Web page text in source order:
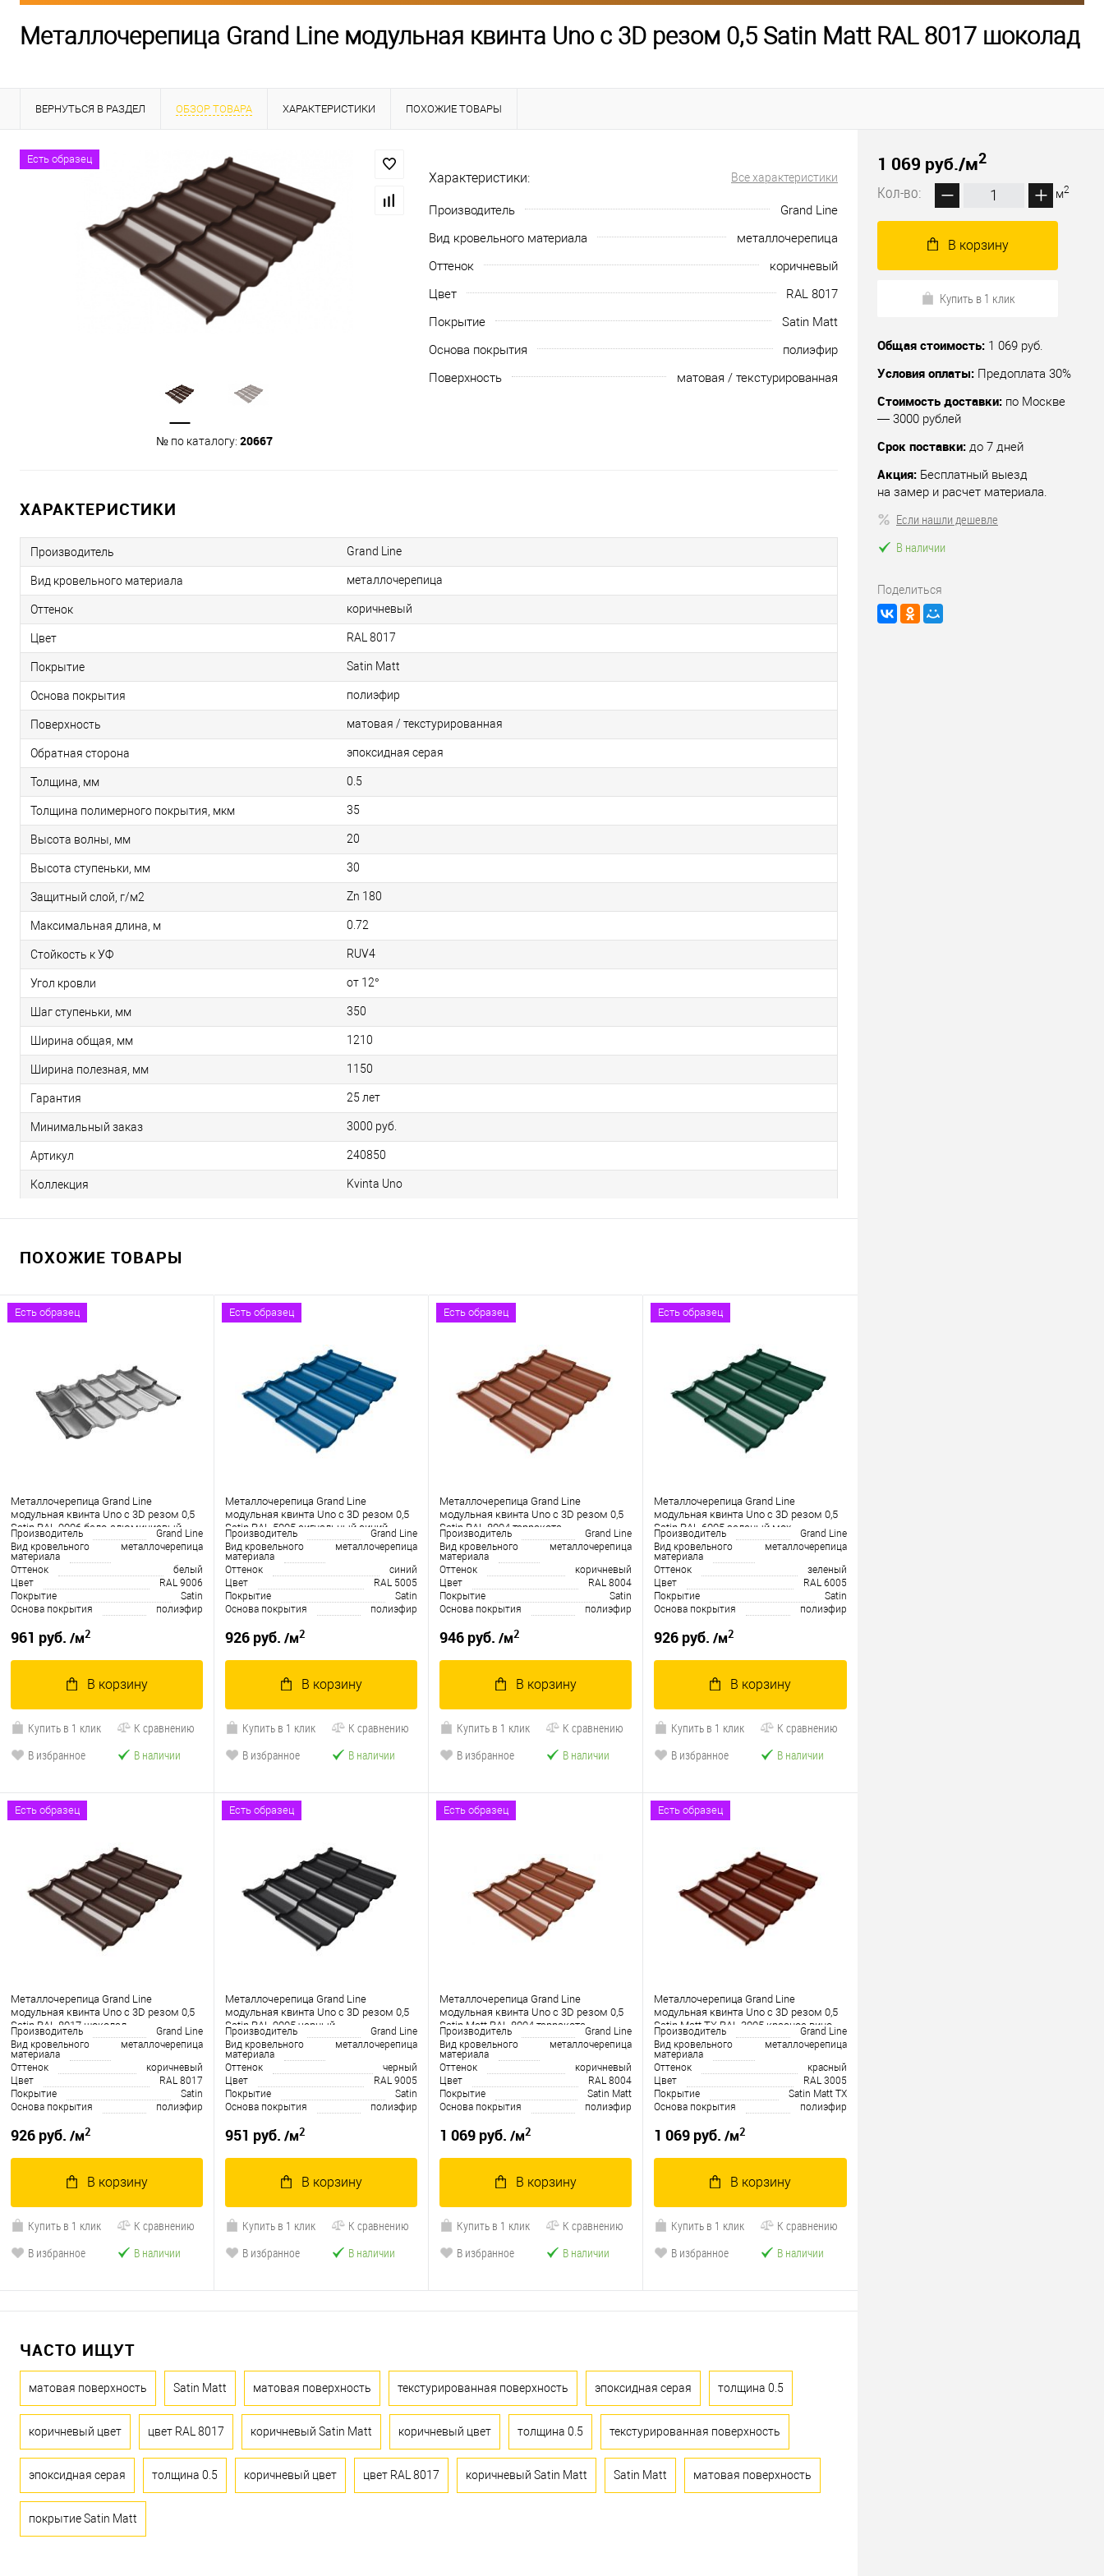
Металлочерепица Grand Line модульная квинта Uno c 3D резом 0,5 Satin Matt RAL 8017 шоколад
ВЕРНУТЬСЯ В РАЗДЕЛ ОБЗОР ТОВАРА ХАРАКТЕРИСТИКИ ПОХОЖИЕ ТОВАРЫ
Есть образец
№ по каталогу: 20667
Характеристики: Все характеристики
Производитель
Grand Line
Вид кровельного материала
металлочерепица
Оттенок
коричневый
Цвет
RAL 8017
Покрытие
Satin Matt
Основа покрытия
полиэфир
Поверхность
матовая / текстурированная
ХАРАКТЕРИСТИКИ
Производитель Grand Line
Вид кровельного материала металлочерепица
Оттенок коричневый
Цвет RAL 8017
Покрытие Satin Matt
Основа покрытия полиэфир
Поверхность матовая / текстурированная
Обратная сторона эпоксидная серая
Толщина, мм 0.5
Толщина полимерного покрытия, мкм 35
Высота волны, мм 20
Высота ступеньки, мм 30
Защитный слой, г/м2 Zn 180
Максимальная длина, м 0.72
Стойкость к УФ RUV4
Угол кровли от 12°
Шаг ступеньки, мм 350
Ширина общая, мм 1210
Ширина полезная, мм 1150
Гарантия 25 лет
Минимальный заказ 3000 руб.
Артикул 240850
Коллекция Kvinta Uno
ПОХОЖИЕ ТОВАРЫ
Есть образец
Металлочерепица Grand Line
модульная квинта Uno c 3D резом 0,5
Satin RAL 9006 бело-алюминиевый
Производитель
Grand Line
Вид кровельного
материала
металлочерепица
Оттенок
белый
Цвет
RAL 9006
Покрытие
Satin
Основа покрытия
полиэфир
961 руб. /м2
В корзину
Купить в 1 клик
К сравнению
В избранное
В наличии
Есть образец
Металлочерепица Grand Line
модульная квинта Uno c 3D резом 0,5
Satin RAL 5005 сигнальный синий
Производитель
Grand Line
Вид кровельного
материала
металлочерепица
Оттенок
синий
Цвет
RAL 5005
Покрытие
Satin
Основа покрытия
полиэфир
926 руб. /м2
В корзину
Купить в 1 клик
К сравнению
В избранное
В наличии
Есть образец
Металлочерепица Grand Line
модульная квинта Uno c 3D резом 0,5
Satin RAL 8004 терракота
Производитель
Grand Line
Вид кровельного
материала
металлочерепица
Оттенок
коричневый
Цвет
RAL 8004
Покрытие
Satin
Основа покрытия
полиэфир
946 руб. /м2
В корзину
Купить в 1 клик
К сравнению
В избранное
В наличии
Есть образец
Металлочерепица Grand Line
модульная квинта Uno c 3D резом 0,5
Satin RAL 6005 зеленый мох
Производитель
Grand Line
Вид кровельного
материала
металлочерепица
Оттенок
зеленый
Цвет
RAL 6005
Покрытие
Satin
Основа покрытия
полиэфир
926 руб. /м2
В корзину
Купить в 1 клик
К сравнению
В избранное
В наличии
Есть образец
Металлочерепица Grand Line
модульная квинта Uno c 3D резом 0,5
Satin RAL 8017 шоколад
Производитель
Grand Line
Вид кровельного
материала
металлочерепица
Оттенок
коричневый
Цвет
RAL 8017
Покрытие
Satin
Основа покрытия
полиэфир
926 руб. /м2
В корзину
Купить в 1 клик
К сравнению
В избранное
В наличии
Есть образец
Металлочерепица Grand Line
модульная квинта Uno c 3D резом 0,5
Satin RAL 9005 черный
Производитель
Grand Line
Вид кровельного
материала
металлочерепица
Оттенок
черный
Цвет
RAL 9005
Покрытие
Satin
Основа покрытия
полиэфир
951 руб. /м2
В корзину
Купить в 1 клик
К сравнению
В избранное
В наличии
Есть образец
Металлочерепица Grand Line
модульная квинта Uno c 3D резом 0,5
Satin Matt RAL 8004 терракота
Производитель
Grand Line
Вид кровельного
материала
металлочерепица
Оттенок
коричневый
Цвет
RAL 8004
Покрытие
Satin Matt
Основа покрытия
полиэфир
1 069 руб. /м2
В корзину
Купить в 1 клик
К сравнению
В избранное
В наличии
Есть образец
Металлочерепица Grand Line
модульная квинта Uno c 3D резом 0,5
Satin Matt TX RAL 3005 красное вино
Производитель
Grand Line
Вид кровельного
материала
металлочерепица
Оттенок
красный
Цвет
RAL 3005
Покрытие
Satin Matt TX
Основа покрытия
полиэфир
1 069 руб. /м2
В корзину
Купить в 1 клик
К сравнению
В избранное
В наличии
ЧАСТО ИЩУТ
матовая поверхность Satin Matt матовая поверхность текстурированная поверхность эпоксидная серая толщина 0.5
коричневый цвет цвет RAL 8017 коричневый Satin Matt коричневый цвет толщина 0.5 текстурированная поверхность
эпоксидная серая толщина 0.5 коричневый цвет цвет RAL 8017 коричневый Satin Matt Satin Matt матовая поверхность
покрытие Satin Matt
1 069 руб./м2
Кол-во:
м2
В корзину
Купить в 1 клик
Общая стоимость: 1 069 руб.
Условия оплаты: Предоплата 30%
Стоимость доставки: по Москве
— 3000 рублей
Срок поставки: до 7 дней
Акция: Бесплатный выезд
на замер и расчет материала.
Если нашли дешевле
В наличии
Поделиться